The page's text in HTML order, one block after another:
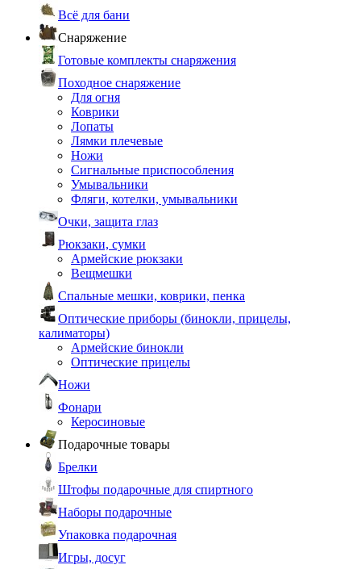
Всё для бани
Снаряжение
Готовые комплекты снаряжения
Походное снаряжение
Для огня
Коврики
Лопаты
Лямки плечевые
Ножи
Сигнальные приспособления
Умывальники
Фляги, котелки, умывальники
Очки, защита глаз
Рюкзаки, сумки
Армейские рюкзаки
Вещмешки
Спальные мешки, коврики, пенка
Оптические приборы (бинокли, прицелы,
калиматоры)
Армейские бинокли
Оптические прицелы
Ножи
Фонари
Керосиновые
Подарочные товары
Брелки
Штофы подарочные для спиртного
Наборы подарочные
Упаковка подарочная
Игры, досуг